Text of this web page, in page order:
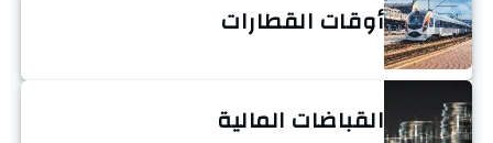
أوقات القطارات
القباضات المالية